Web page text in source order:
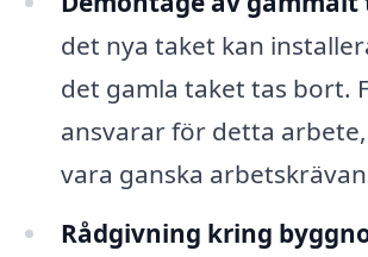
det nya taket kan
det gamla taket tas bort.
ansvarar för detta
vara ganska
Rådgivning kring